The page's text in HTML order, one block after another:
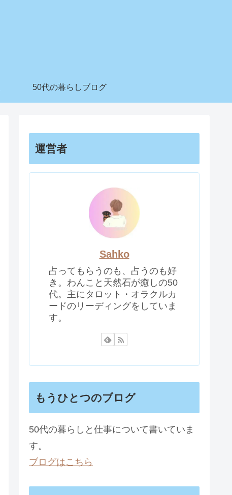
50代の暮らしブログ
運営者
Sahko
占ってもらうのも、占うのも好
き。わんこと天然石が癒しの50
代。主にタロット・オラクルカ
ードのリーディングをしていま
す。
もうひとつのブログ
50代の暮らしと仕事について書いていま
す。
ブログはこちら